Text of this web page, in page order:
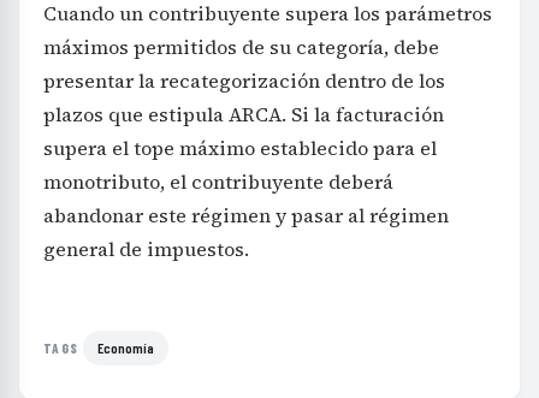
Cuando un contribuyente supera los parámetros
máximos permitidos de su categoría, debe
presentar la recategorización dentro de los
plazos que estipula ARCA. Si la facturación
supera el tope máximo establecido para el
monotributo, el contribuyente deberá
abandonar este régimen y pasar al régimen
general de impuestos.
TAGS Economía